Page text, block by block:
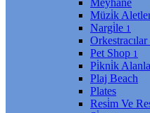
Müzi̇k
Nargi̇le 1
Orkestracılar
Pet Shop 1
Pi̇kni̇k
Plaj Beach
Plates
Resi̇m Ve